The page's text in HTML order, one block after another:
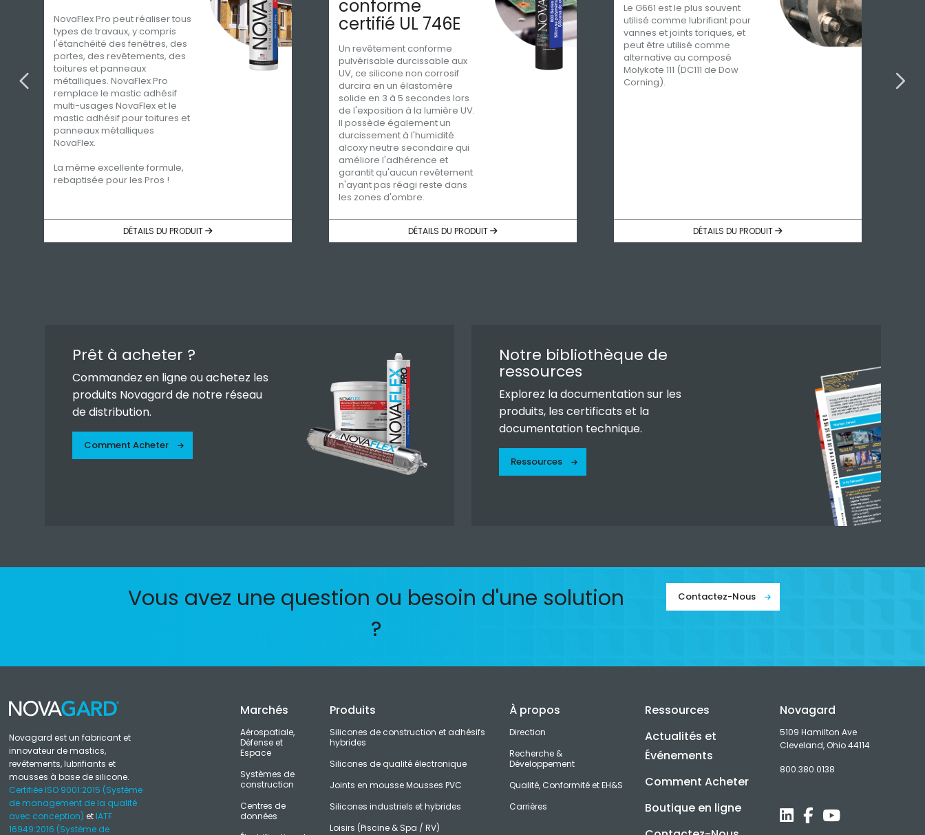
NovaFlex Pro peut réaliser tous
types de travaux, y compris
l'étanchéité des fenêtres, des
portes, des revêtements, des
toitures et panneaux
métalliques. NovaFlex Pro
remplace le mastic adhésif
multi-usages NovaFlex et le
mastic adhésif pour toitures et
panneaux métalliques
NovaFlex.
La même excellente formule,
rebaptisée pour les Pros !
DÉTAILS DU PRODUIT
conforme
certifié UL 746E
Un revêtement conforme
pulvérisable durcissable aux
UV, ce silicone non corrosif
durcira en un élastomère
solide en 3 à 5 secondes lors
de l'exposition à la lumière UV.
Il possède également un
durcissement à l'humidité
alcoxy neutre secondaire qui
améliore l'adhérence et
garantit qu'aucun revêtement
n'ayant pas réagi reste dans
les zones d'ombre.
DÉTAILS DU PRODUIT
Le G661 est le plus souvent
utilisé comme lubrifiant pour
vannes et joints toriques, et
peut être utilisé comme
alternative au composé
Molykote 111 (DC111 de Dow
Corning).
DÉTAILS DU PRODUIT
Prêt à acheter ?
Commandez en ligne ou achetez les
produits Novagard de notre réseau
de distribution.
Comment Acheter
Notre bibliothèque de
ressources
Explorez la documentation sur les
produits, les certificats et la
documentation technique.
Ressources
Vous avez une question ou besoin d'une solution
?
Contactez-Nous
Novagard est un fabricant et
innovateur de mastics,
revêtements, lubrifiants et
mousses à base de silicone.
Certifiée ISO 9001:2015 (Système
de management de la qualité
avec conception) et IATF
16949:2016 (Système de
Marchés
Aérospatiale,
Défense et
Espace
Systèmes de
construction
Centres de
données
Produits
Silicones de construction et adhésifs
hybrides
Silicones de qualité électronique
Joints en mousse Mousses PVC
Silicones industriels et hybrides
Loisirs (Piscine & Spa / RV)
À propos
Direction
Recherche &
Développement
Qualité, Conformité et EH&S
Carrières
Ressources
Actualités et
Événements
Comment Acheter
Boutique en ligne
Novagard
5109 Hamilton Ave
Cleveland, Ohio 44114
800.380.0138